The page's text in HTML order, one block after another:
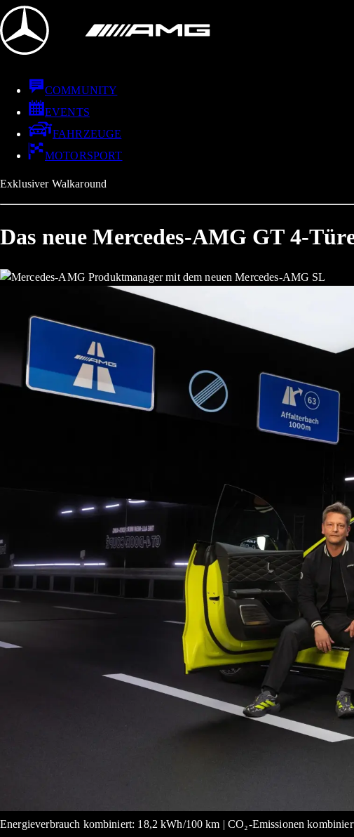
COMMUNITY
EVENTS
FAHRZEUGE
MOTORSPORT
Exklusiver Walkaround
Das neue Mercedes-AMG GT 4-
Energieverbrauch kombiniert: 18,2 kWh/100 km | CO₂-Emissionen